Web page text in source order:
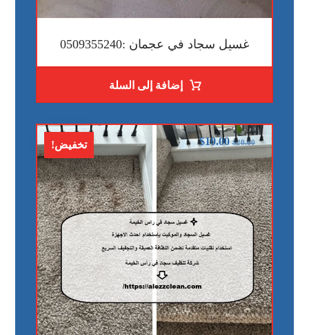
غسيل سجاد في عجمان :0509355240
إضافة إلى السلة
تخفيض! $20.00
$10.00